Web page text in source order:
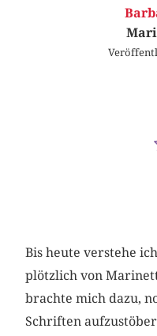
Bis heute verstehe
plötzlich von
brachte mich dazu,
Schriften